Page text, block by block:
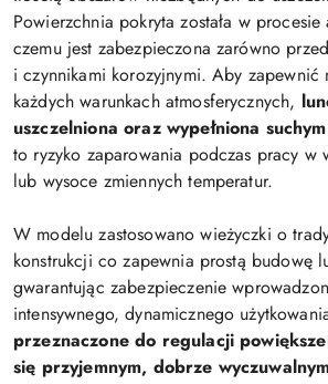
Powierzchnia pokryta została w
czemu jest zabezpieczona zarówno
i czynnikami korozyjnymi. Aby
każdych warunkach atmosferycznych,
uszczelniona oraz wypełniona
to ryzyko zaparowania podczas pracy w
lub wysoce zmiennych temperatur.
W modelu zastosowano wieżyczki o
konstrukcji co zapewnia prostą budowę
gwarantując zabezpieczenie
intensywnego, dynamicznego
przeznaczone do regulacji
się przyjemnym, dobrze